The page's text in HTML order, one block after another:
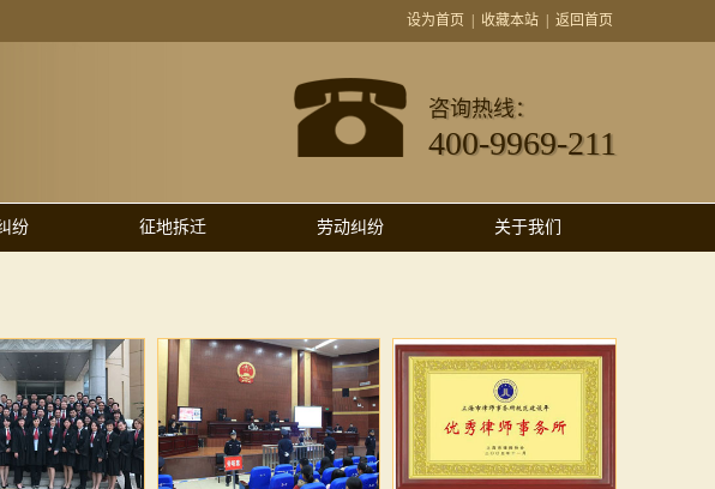
设为首页 收藏本站 返回首页
咨询热线：
400-9969-211
纷 征地拆迁 劳动纠纷 关于我们